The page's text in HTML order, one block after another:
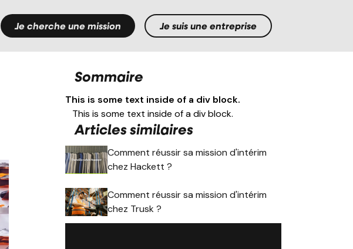
Je cherche une mission Je suis une entreprise
Sommaire
This is some text inside of a div block.
This is some text inside of a div block.
Articles similaires
Comment réussir sa mission d'intérim
chez Hackett ?
Comment réussir sa mission d'intérim
chez Trusk ?